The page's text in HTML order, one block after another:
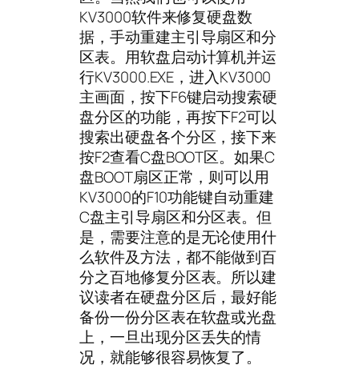
KV3000软件来修复硬盘数
据，手动重建主引导扇区和分
区表。用软盘启动计算机并运
行KV3000.EXE，进入KV3000
主画面，按下F6键启动搜索硬
盘分区的功能，再按下F2可以
搜索出硬盘各个分区，接下来
按F2查看C盘BOOT区。如果C
盘BOOT扇区正常，则可以用
KV3000的F10功能键自动重建
C盘主引导扇区和分区表。但
是，需要注意的是无论使用什
么软件及方法，都不能做到百
分之百地修复分区表。所以建
议读者在硬盘分区后，最好能
备份一份分区表在软盘或光盘
上，一旦出现分区丢失的情
况，就能够很容易恢复了。